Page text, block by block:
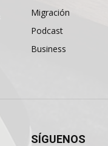
Migración
Podcast
Business
SÍGUENOS